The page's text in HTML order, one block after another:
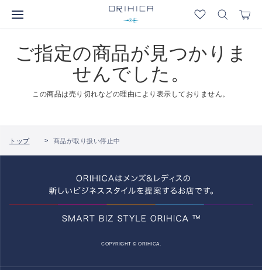
ご指定の商品が見つかりま
せんでした。
この商品は売り切れなどの理由により表示しておりません。
トップ 商品が取り扱い停止中
COPYRIGHT © ORIHICA.